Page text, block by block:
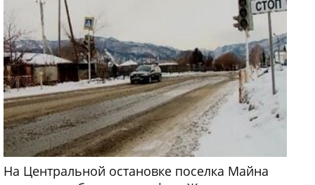
На Центральной остановке поселка Майна